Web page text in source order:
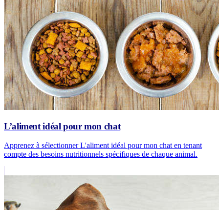
L’aliment idéal pour mon chat
Apprenez à sélectionner L'aliment idéal pour mon chat en tenant
compte des besoins nutritionnels spécifiques de chaque animal.